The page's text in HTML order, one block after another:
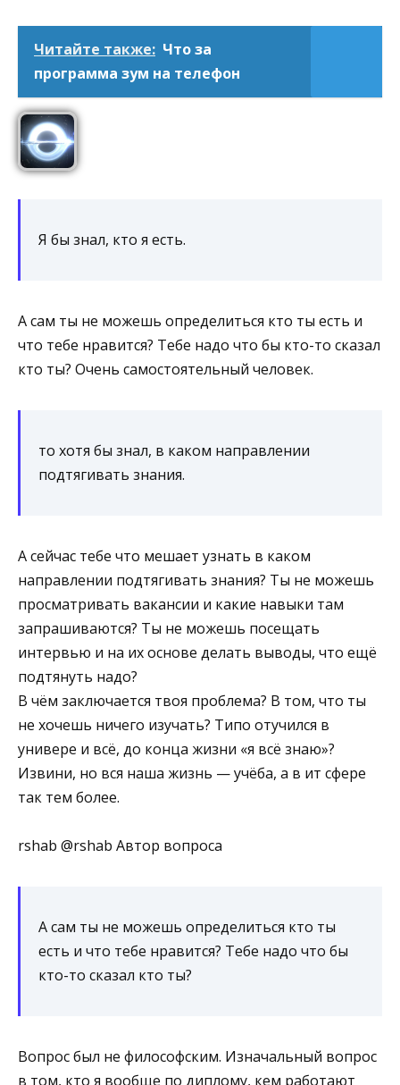
Читайте также: Что за
программа зум на телефон
Я бы знал, кто я есть.
А сам ты не можешь определиться кто ты есть и
что тебе нравится? Тебе надо что бы кто-то сказал
кто ты? Очень самостоятельный человек.
то хотя бы знал, в каком направлении
подтягивать знания.
А сейчас тебе что мешает узнать в каком
направлении подтягивать знания? Ты не можешь
просматривать вакансии и какие навыки там
запрашиваются? Ты не можешь посещать
интервью и на их основе делать выводы, что ещё
подтянуть надо?
В чём заключается твоя проблема? В том, что ты
не хочешь ничего изучать? Типо отучился в
универе и всё, до конца жизни «я всё знаю»?
Извини, но вся наша жизнь — учёба, а в ит сфере
так тем более.
rshab @rshab Автор вопроса
А сам ты не можешь определиться кто ты
есть и что тебе нравится? Тебе надо что бы
кто-то сказал кто ты?
Вопрос был не философским. Изначальный вопрос
в том, кто я вообще по диплому, кем работают